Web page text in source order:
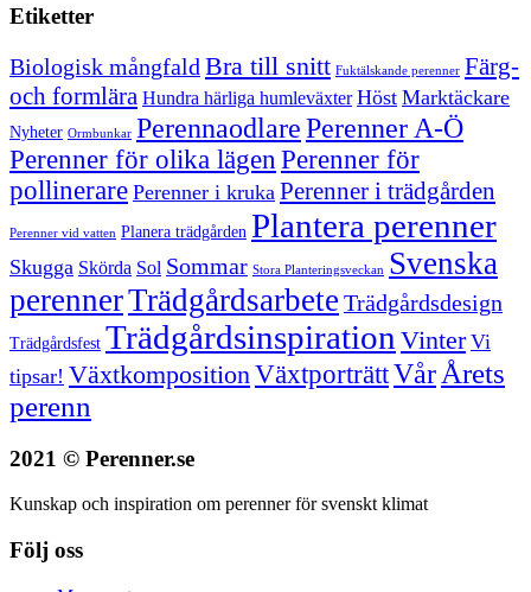
Etiketter
Biologisk mångfald Bra till snitt Fuktälskande perenner Färg-
och formlära Hundra härliga humleväxter Höst Marktäckare
Nyheter Ormbunkar PerennaodlarePerenner A-Ö
Perenner för olika lägen Perenner för
pollinerare Perenner i kruka Perenner i trädgården
Perenner vid vatten Planera trädgården Plantera perenner
Skugga Skörda Sol Sommar Stora Planteringsveckan Svenska
perennerTrädgårdsarbete Trädgårdsdesign
Trädgårdsfest Trädgårdsinspiration Vinter Vi
tipsar! Växtkomposition VäxtporträttVår Årets
perenn
2021 © Perenner.se
Kunskap och inspiration om perenner för svenskt klimat
Följ oss